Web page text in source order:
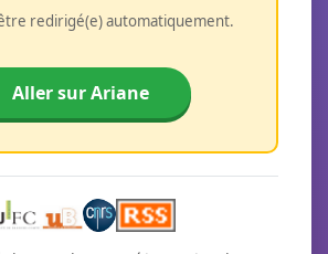
redirigé(e) automatiquement.
Aller sur Ariane